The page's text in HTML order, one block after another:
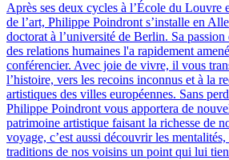
Après ses deux cycles à l’École du Louvre
de l’art, Philippe Poindront s’installe en
doctorat à l’université de Berlin. Sa
des relations humaines l'a rapidement
conférencier. Avec joie de vivre, il vous
l’histoire, vers les recoins inconnus et à la
artistiques des villes européennes. Sans
Philippe Poindront vous apportera de
patrimoine artistique faisant la richesse de
voyage, c’est aussi découvrir les
traditions de nos voisins un point qui lui